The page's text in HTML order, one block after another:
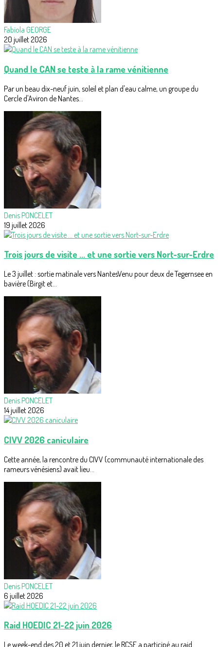
Fabiola GEORGE
20 juillet 2026
Quand le CAN se teste à la rame vénitienne
Par un beau dix-neuf juin, soleil et plan d'eau calme, un groupe du
Cercle d'Aviron de Nantes...
Denis PONCELET
19 juillet 2026
Trois jours de visite ... et une sortie vers Nort-sur-Erdre
Le 3 juillet : sortie matinale vers NantesVenu pour deux de Tegernsee en
bavière (Birgit et...
Denis PONCELET
14 juillet 2026
CIVV 2026 caniculaire
Cette année, la rencontre du CIVV (communauté internationale des
rameurs vénésiens) avait lieu...
Denis PONCELET
6 juillet 2026
Raid HOEDIC 21-22 juin 2026
Le week-end des 20 et 21 juin dernier, le RCSE a participé au raid